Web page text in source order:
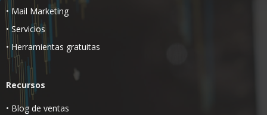
• Mail Marketing
• Servicios
• Herramientas gratuitas
Recursos
• Blog de ventas